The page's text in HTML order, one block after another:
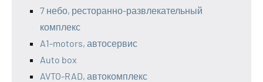
7 небо, ресторанно-развлекательный
комплекс
A1-motors, автосервис
Auto box
AVTO-RAD, автокомплекс